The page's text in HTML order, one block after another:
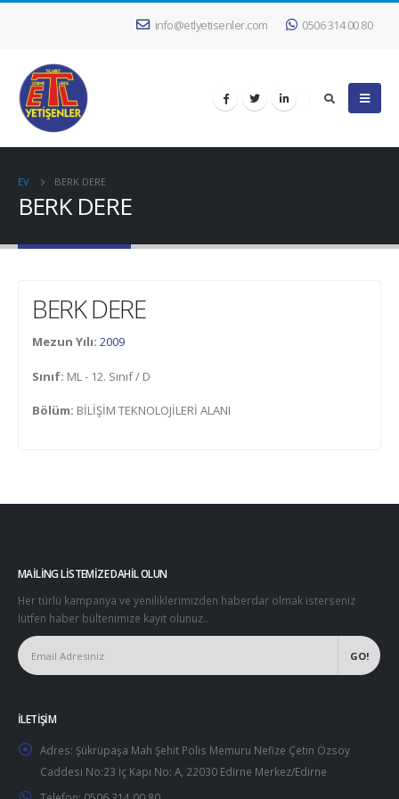
info@etlyetisenler.com 0506 314 00 80
EV BERK DERE
BERK DERE
BERK DERE
Mezun Yılı: 2009
Sınıf: ML - 12. Sınıf / D
Bölüm: BİLİŞİM TEKNOLOJİLERİ ALANI
MAILING LISTEMIZE DAHIL OLUN
Her türlü kampanya ve yeniliklerimizden haberdar olmak isterseniz
lütfen haber bültenimize kayıt olunuz..
İLETIŞIM
Adres: Şükrüpaşa Mah Şehit Polis Memuru Nefize Çetin Özsoy
Caddesi No:23 İç Kapı No: A, 22030 Edirne Merkez/Edirne